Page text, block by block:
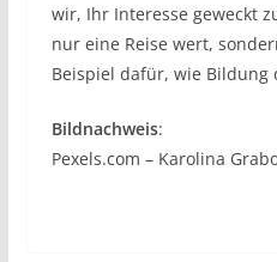
wir, Ihr Interesse geweckt
nur eine Reise wert,
Beispiel dafür, wie Bildung
Bildnachweis:
Pexels.com – Karolina